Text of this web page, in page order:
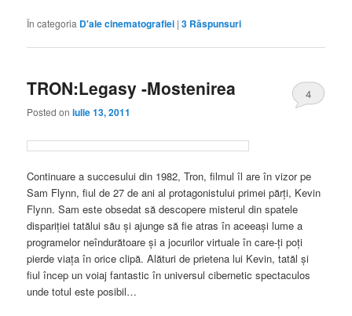
În categoria D'ale cinematografiei |3 Răspunsuri
TRON:Legasy -Mostenirea
Posted oniulie 13, 2011
4
Continuare a succesului din 1982, Tron, filmul îl are în vizor pe
Sam Flynn, fiul de 27 de ani al protagonistului primei părţi, Kevin
Flynn. Sam este obsedat să descopere misterul din spatele
dispariţiei tatălui său şi ajunge să fie atras în aceeaşi lume a
programelor neîndurătoare şi a jocurilor virtuale în care-ţi poţi
pierde viaţa în orice clipă. Alături de prietena lui Kevin, tatăl şi
fiul încep un voiaj fantastic în universul cibernetic spectaculos
unde totul este posibil…